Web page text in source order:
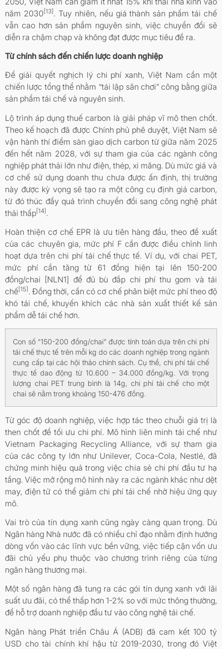
năm 2030[13]. Tuy nhiên, nếu giá thành sản phẩm tái chế
vẫn cao hơn sản phẩm nguyên sinh, việc chuyển đổi sẽ
diễn ra chậm chạp và không đạt được mục tiêu đề ra.
Từ chính sách đến chiến lược doanh nghiệp
Để giải quyết nghịch lý chi phí xanh, Việt Nam cần một
chiến lược tổng thể nhằm “tái lập sân chơi” công bằng giữa
sản phẩm tái chế và nguyên sinh.
Lộ trình áp dụng thuế carbon là giải pháp vĩ mô then chốt.
Theo kế hoạch đã được Chính phủ phê duyệt, Việt Nam sẽ
vận hành thí điểm sàn giao dịch carbon từ giữa năm 2025
đến hết năm 2028, với sự tham gia của các ngành công
nghiệp phát thải lớn như điện, thép, xi măng. Dù mức giá và
cơ chế sử dụng doanh thu chưa được ấn định, thị trường
này được kỳ vọng sẽ tạo ra một công cụ định giá carbon,
từ đó thúc đẩy quá trình chuyển đổi sang công nghệ phát
thải thấp[14] .
Hoàn thiện cơ chế EPR là ưu tiên hàng đầu, theo đề xuất
của các chuyên gia, mức phí F cần được điều chỉnh linh
hoạt dựa trên chi phí tái chế thực tế. Ví dụ, với chai PET,
mức phí cần tăng từ 61 đồng hiện tại lên 150-200
đồng/chai [NLN1] để đủ bù đắp chi phí thu gom và tái
chế[15] . Đồng thời, cần có cơ chế phân biệt mức phí theo độ
khó tái chế, khuyến khích các nhà sản xuất thiết kế sản
phẩm dễ tái chế hơn.
Con số “150-200 đồng/chai” được tính toán dựa trên chi phí
tái chế thực tế trên mỗi kg do các doanh nghiệp trong ngành
cung cấp tại các hội thảo chính sách. Cụ thể, chi phí tái chế
thực tế dao động từ 10.600 – 34.000 đồng/kg. Với trọng
lượng chai PET trung bình là 14g, chi phí tái chế cho một
chai sẽ nằm trong khoảng 150-476 đồng.
Từ góc độ doanh nghiệp, việc hợp tác theo chuỗi giá trị là
then chốt để tối ưu chi phí. Mô hình liên minh tái chế như
Vietnam Packaging Recycling Alliance, với sự tham gia
của các công ty lớn như Unilever, Coca-Cola, Nestlé, đã
chứng minh hiệu quả trong việc chia sẻ chi phí đầu tư hạ
tầng. Việc mở rộng mô hình này ra các ngành khác như dệt
may, điện tử có thể giảm chi phí tái chế nhờ hiệu ứng quy
mô.
Vai trò của tín dụng xanh cũng ngày càng quan trọng. Dù
Ngân hàng Nhà nước đã có nhiều chỉ đạo nhằm định hướng
dòng vốn vào các lĩnh vực bền vững, việc tiếp cận vốn ưu
đãi chủ yếu phụ thuộc vào chương trình riêng của từng
ngân hàng thương mại.
Một số ngân hàng đã tung ra các gói tín dụng xanh với lãi
suất ưu đãi, có thể thấp hơn 1-2% so với mức thông thường,
để hỗ trợ doanh nghiệp đầu tư vào công nghệ tái chế.
Ngân hàng Phát triển Châu Á (ADB) đã cam kết 100 tỷ
USD cho tài chính khí hậu từ 2019-2030, trong đó Việt